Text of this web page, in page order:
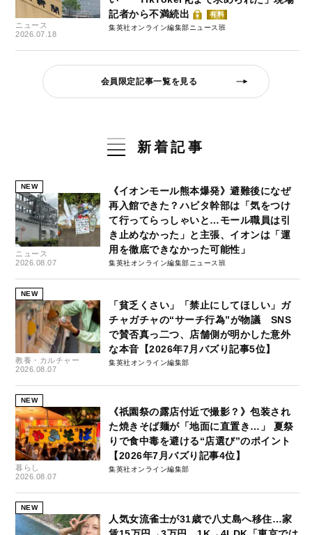
ニュース
2026.07.18
記者から不満続出
有料
集英社オンライン編集部ニュース班
会員限定記事一覧を見る
新着記事
NEW
ニュース
2026.08.07
《イオンモール熊本爆発》避難後になぜ
再入館できた？ハビタ幹部は「気をつけ
て行ってらっしゃいと…モール職員は引
き止めなかった」と主張、イオンは「運
用を徹底できなかった可能性」
集英社オンライン編集部ニュース班
NEW
教養・カルチャー
2026.08.07
「貧乏くさい」「禁止にしてほしい」ガ
チャガチャの“サーチ行為”が物議 SNS
で賛否真っ二つ、店舗側が明かした意外
な本音【2026年7月バズり記事5位】
集英社オンライン編集部
NEW
暮らし
2026.08.07
《祇園祭の露店付近で撮影？》包装され
た焼きそば麺が「地面に直置き…」 夏祭
りで食中毒を避ける“店選び”のポイント
【2026年7月バズり記事4位】
集英社オンライン編集部
NEW
人気女流雀士が31歳で八丈島へ移住…家